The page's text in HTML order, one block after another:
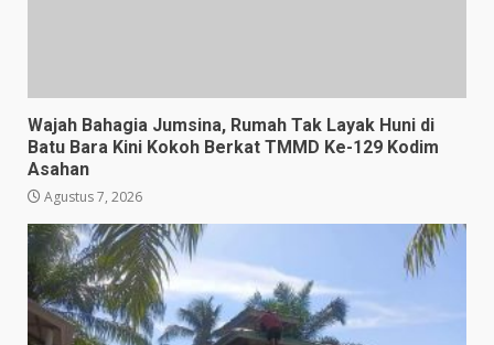
Wajah Bahagia Jumsina, Rumah Tak Layak Huni di
Batu Bara Kini Kokoh Berkat TMMD Ke-129 Kodim
Asahan
Agustus 7, 2026